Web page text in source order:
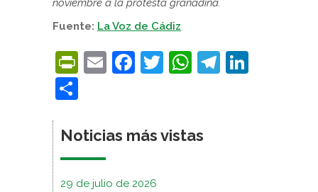
noviembre a la protesta granadina.
Fuente: La Voz de Cádiz
PrintFriendly
EmailFacebook
Twitter
WhatsApp
Noticias más vistas
29 de julio de 2026